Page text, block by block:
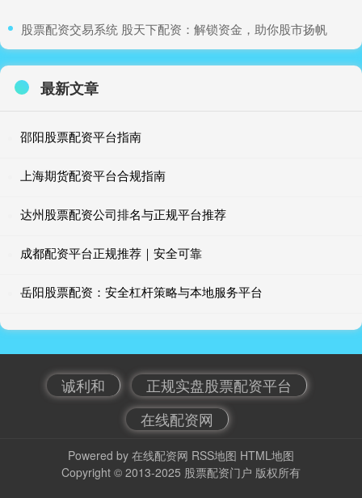
​股票配资交易系统 股天下配资：解锁资金，助你股市扬帆
最新文章
邵阳股票配资平台指南
上海期货配资平台合规指南
达州股票配资公司排名与正规平台推荐
成都配资平台正规推荐｜安全可靠
岳阳股票配资：安全杠杆策略与本地服务平台
诚利和
正规实盘股票配资平台
在线配资网
Powered by 在线配资网 RSS地图 HTML地图
Copyright © 2013-2025 股票配资门户 版权所有